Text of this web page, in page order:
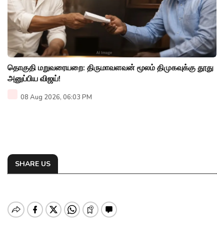
தொகுதி மறுவரையறை: திருமாவளவன் மூலம் திமுகவுக்கு தூது
அனுப்பிய விஜய்!
08 Aug 2026, 06:03 PM
SHARE US